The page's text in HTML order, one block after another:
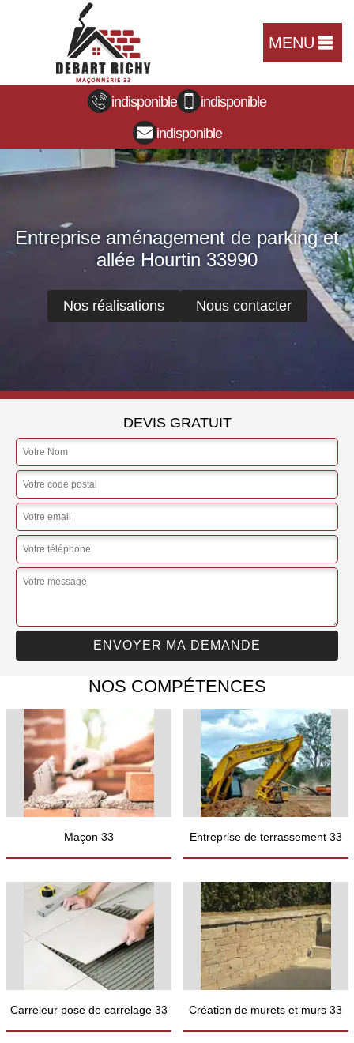
MENU
indisponible
indisponible
indisponible
Entreprise aménagement de parking et
allée Hourtin 33990
Nos réalisations Nous contacter
DEVIS GRATUIT
NOS COMPÉTENCES
Maçon 33 Entreprise de terrassement 33
Carreleur pose de carrelage 33 Création de murets et murs 33